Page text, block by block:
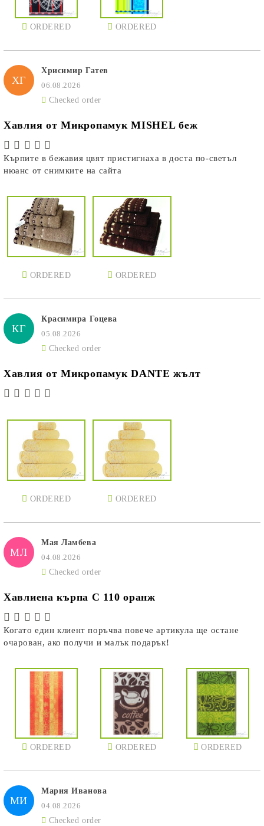
ORDERED ORDERED
ХГ
Хрисимир Гатев
06.08.2026
Checked order
Хавлия от Микропамук MISHEL беж
Кърпите в бежавия цвят пристигнаха в доста по-светъл
нюанс от снимките на сайта
ORDERED ORDERED
КГ
Красимира Гоцева
05.08.2026
Checked order
Хавлия от Микропамук DANTE жълт
ORDERED ORDERED
МЛ
Мая Ламбева
04.08.2026
Checked order
Хавлиена кърпа C 110 оранж
Когато един клиент поръчва повече артикула ще остане
очарован, ако получи и малък подарък!
ORDERED ORDERED ORDERED
МИ
Мария Иванова
04.08.2026
Checked order